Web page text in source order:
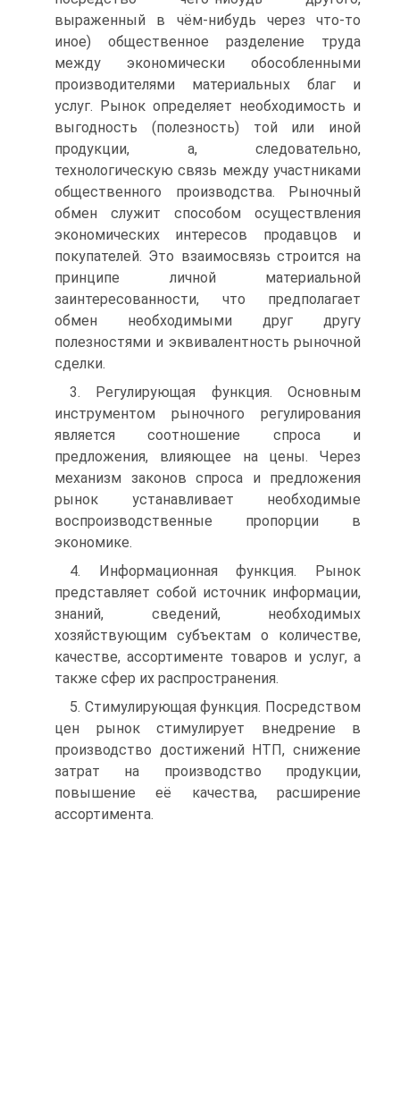
выраженный в чём-нибудь через что-то
иное) общественное разделение труда
между экономически обособленными
производителями материальных благ и
услуг. Рынок определяет необходимость и
выгодность (полезность) той или иной
продукции, а, следовательно,
технологическую связь между участниками
общественного производства. Рыночный
обмен служит способом осуществления
экономических интересов продавцов и
покупателей. Это взаимосвязь строится на
принципе личной материальной
заинтересованности, что предполагает
обмен необходимыми друг другу
полезностями и эквивалентность рыночной
сделки.
3. Регулирующая функция. Основным
инструментом рыночного регулирования
является соотношение спроса и
предложения, влияющее на цены. Через
механизм законов спроса и предложения
рынок устанавливает необходимые
воспроизводственные пропорции в
экономике.
4. Информационная функция. Рынок
представляет собой источник информации,
знаний, сведений, необходимых
хозяйствующим субъектам о количестве,
качестве, ассортименте товаров и услуг, а
также сфер их распространения.
5. Стимулирующая функция. Посредством
цен рынок стимулирует внедрение в
производство достижений НТП, снижение
затрат на производство продукции,
повышение её качества, расширение
ассортимента.